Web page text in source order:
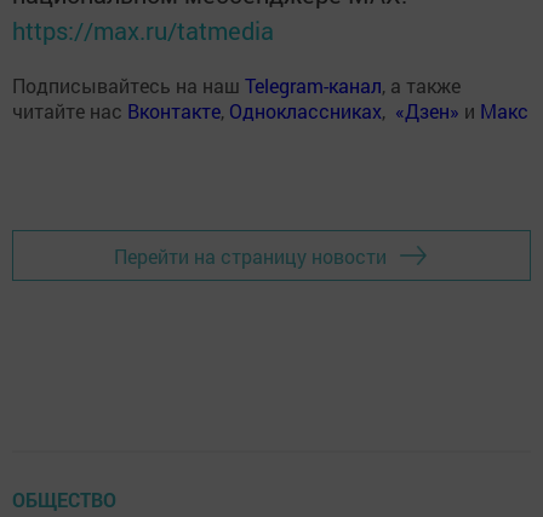
https://max.ru/tatmedia
Подписывайтесь на наш Telegram-канал, а также
читайте нас Вконтакте, Одноклассниках, «Дзен» и Макс
Перейти на страницу новости
ОБЩЕСТВО